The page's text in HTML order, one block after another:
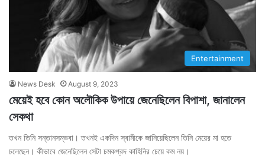
Entertainment
News Desk August 9, 2023
মেয়েই হবে কোন অলৌকিক উপায়ে জেনেছিলেন বিপাশা, জানালেন
সেকথা
তখন তিনি সন্তানসম্ভবা। তখনই একদিন স্বামীকে জানিয়েছিলেন তিনি মেয়ের মা হতে
চলেছেন। কীভাবে জেনেছিলেন সেটা চমকপ্রদ কাহিনির চেয়ে কম নয়।